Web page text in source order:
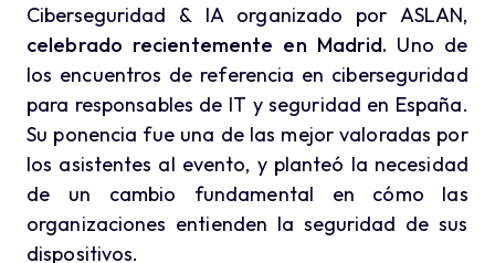
Ciberseguridad & IA organizado por ASLAN,
celebrado recientemente en Madrid. Uno de
los encuentros de referencia en ciberseguridad
para responsables de IT y seguridad en España.
Su ponencia fue una de las mejor valoradas por
los asistentes al evento, y planteó la necesidad
de un cambio fundamental en cómo las
organizaciones entienden la seguridad de sus
dispositivos.